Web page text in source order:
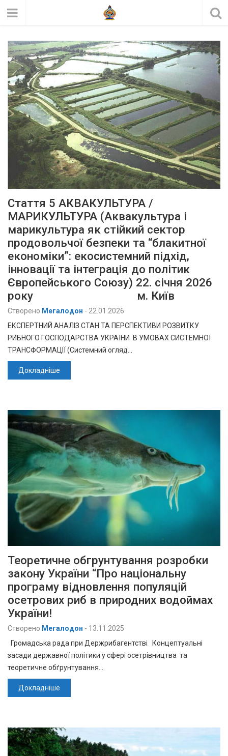
Стаття 5 АКВАКУЛЬТУРА /
МАРИКУЛЬТУРА (Аквакультура і
марикультура як стійкий сектор
продовольчої безпеки та “блакитної
економіки”: екосистемний підхід,
інновації та інтеграція до політик
Європейського Союзу) 22. січня 2026
року м. Київ
Створено Мегалодон - 22.01.2026
ЕКСПЕРТНИЙ АНАЛІЗ СТАН ТА ПЕРСПЕКТИВИ РОЗВИТКУ
РИБНОГО ГОСПОДАРСТВА УКРАЇНИ В УМОВАХ СИСТЕМНОЇ
ТРАНСФОРМАЦІЇ (Системний огляд…
Докладніше
Теоретичне обгрунтування розробки
закону України “Про національну
програму відновлення популяцій
осетрових риб в природних водоймах
України!
Створено Мегалодон - 13.11.2025
Громадська рада при Держрибагентстві Концептуальні
засади державної політики у сфері осетрівництва та
теоретичне обґрунтування…
Докладніше